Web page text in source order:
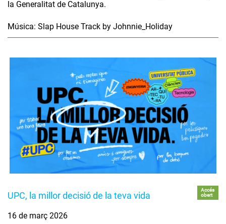
la Generalitat de Catalunya.
Música: Slap House Track by Johnnie_Holiday
UPC, la millor decisió de la teva vida
Accés
obert
16 de març 2026